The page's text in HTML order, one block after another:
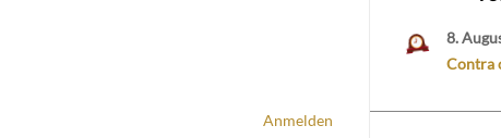
Anmelden
8.
Contra